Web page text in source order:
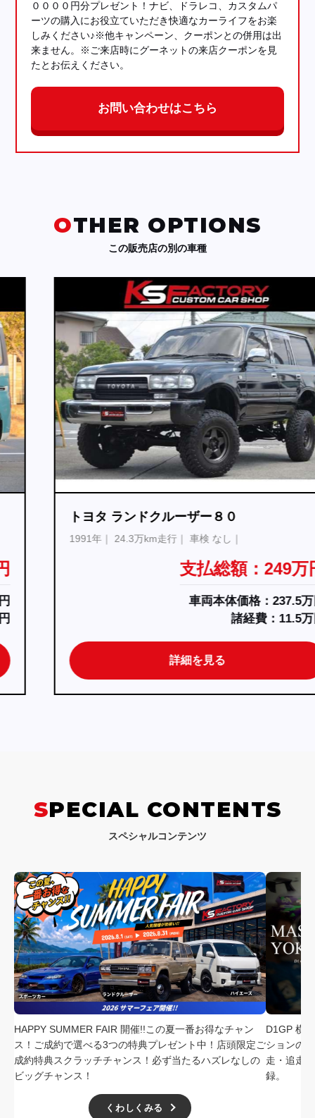
００００円分プレゼント！ナビ、ドラレコ、カスタムパ
ーツの購入にお役立ていただき快適なカーライフをお楽
しみください♪※他キャンペーン、クーポンとの併用は出
来ません。※ご来店時にグーネットの来店クーポンを見
たとお伝えください。
お問い合わせはこちら
OTHER OPTIONS
この販売店の別の車種
トヨタ ランドクルーザー８０
24.3万km走行 車検 なし
支払総額：249万円
車両本体価格：237.5万円
諸経費：11.5万円
詳細を見る
SPECIAL CONTENTS
スペシャルコンテンツ
HAPPY SUMMER FAIR 開催!!この夏一番お得なチャン
ス！ご成約で選べる3つの特典プレゼント中！店頭限定ご
成約特典スクラッチチャンス！必ず当たるハズレなしの
ビッグチャンス！
くわしくみる
D1GP 横
ションの
走・追走
録。